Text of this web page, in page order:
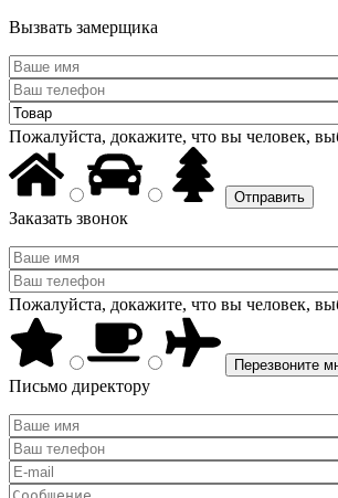
Вызвать замерщика
Пожалуйста, докажите, что вы человек,
Заказать звонок
Пожалуйста, докажите, что вы человек,
Письмо директору